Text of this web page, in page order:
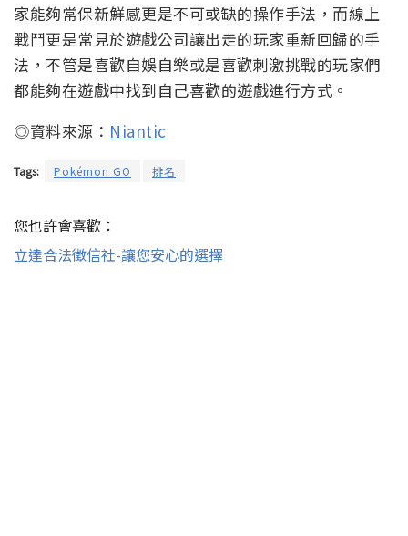
家能夠常保新鮮感更是不可或缺的操作手法，而線上
戰鬥更是常見於遊戲公司讓出走的玩家重新回歸的手
法，不管是喜歡自娛自樂或是喜歡刺激挑戰的玩家們
都能夠在遊戲中找到自己喜歡的遊戲進行方式。
◎資料來源： Niantic
Tags: Pokémon GO 排名
您也許會喜歡：
立達合法徵信社-讓您安心的選擇